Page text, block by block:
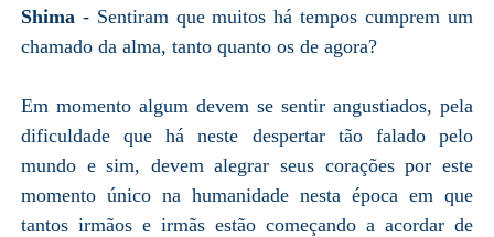
Shima - Sentiram que muitos há tempos cumprem um
chamado da alma, tanto quanto os de agora?
Em momento algum devem se sentir angustiados, pela
dificuldade que há neste despertar tão falado pelo
mundo e sim, devem alegrar seus corações por este
momento único na humanidade nesta época em que
tantos irmãos e irmãs estão começando a acordar de